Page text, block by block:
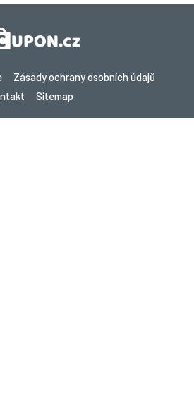
Zásady ochrany osobních údajů
Sitemap